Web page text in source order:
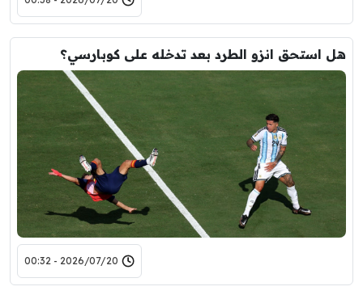
هل استحق انزو الطرد بعد تدخله على كوبارسي؟
2026/07/20 - 00:32